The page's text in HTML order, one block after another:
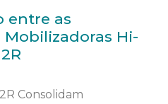
entre as
Mobilizadoras Hi-
Consolidam